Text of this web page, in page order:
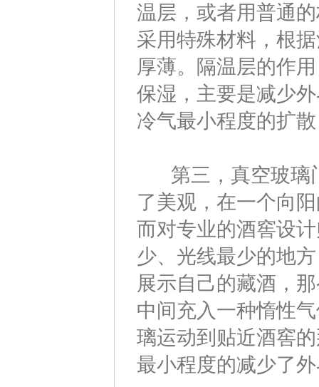
温层，或者用普通
采用特殊材料，根
厚薄。隔温层的作
保湿，主要是减少
冷气最小程度的扩
第三，真空玻璃
了美观，在一个向
而对专业的酒窖设
少、光线最少的地
展示自己的藏酒，
中间充入一种惰性
璃运动到贴近酒窖
最小程度的减少了